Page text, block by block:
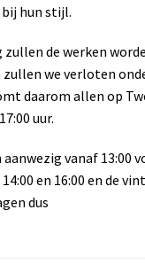
hun stijl.
zullen de werken
we verloten
daarom allen op
uur.
vanaf 13:00
en 16:00 en de
dus